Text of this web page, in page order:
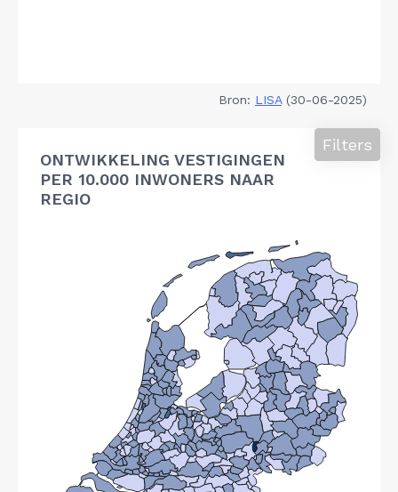
Bron: LISA(30-06-2025)
ONTWIKKELING VESTIGINGEN
PER 10.000 INWONERS NAAR
REGIO
Filters